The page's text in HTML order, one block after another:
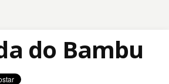
do Bambu